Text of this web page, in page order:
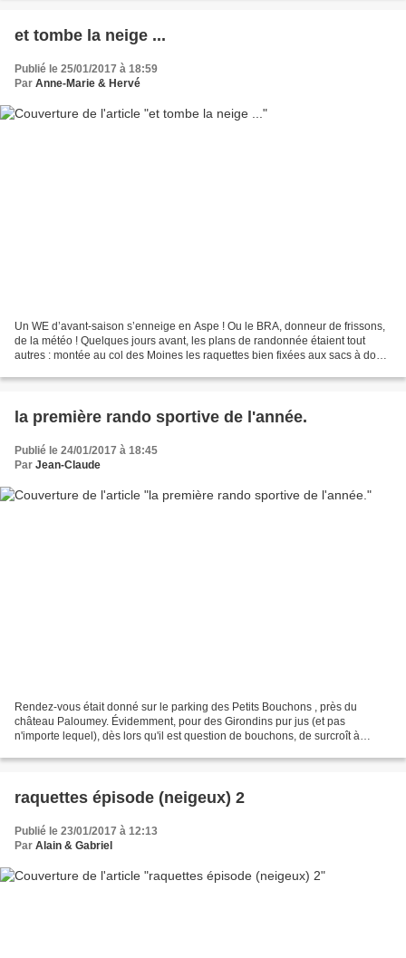
et tombe la neige ...
Publié le 25/01/2017 à 18:59
Par Anne-Marie & Hervé
Un WE d’avant-saison s’enneige en Aspe ! Ou le BRA, donneur de frissons,
de la météo ! Quelques jours avant, les plans de randonnée étaient tout
autres : montée au col des Moines les raquettes bien fixées aux sacs à dos,
la première rando sportive de l'année.
Publié le 24/01/2017 à 18:45
Par Jean-Claude
Rendez-vous était donné sur le parking des Petits Bouchons , près du
château Paloumey. Évidemment, pour des Girondins pur jus (et pas
n'importe lequel), dès lors qu'il est question de bouchons, de surcroît à
raquettes épisode (neigeux) 2
Publié le 23/01/2017 à 12:13
Par Alain & Gabriel